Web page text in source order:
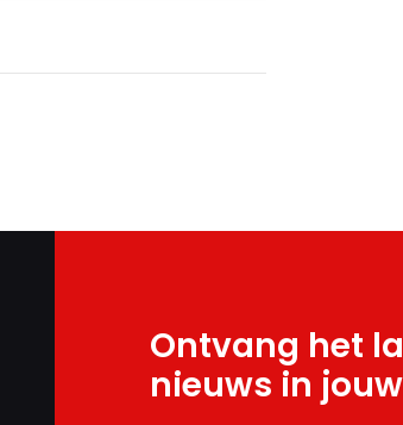
Ontvang het
nieuws in